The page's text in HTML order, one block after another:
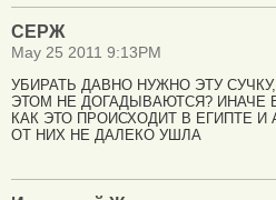
СЕРЖ
May 25 2011 9:13PM
УБИРАТЬ ДАВНО НУЖНО ЭТУ
ЭТОМ НЕ ДОГАДЫВАЮТСЯ? ИНАЧЕ
КАК ЭТО ПРОИСХОДИТ В ЕГИПТЕ
ОТ НИХ НЕ ДАЛЕКО УШЛА